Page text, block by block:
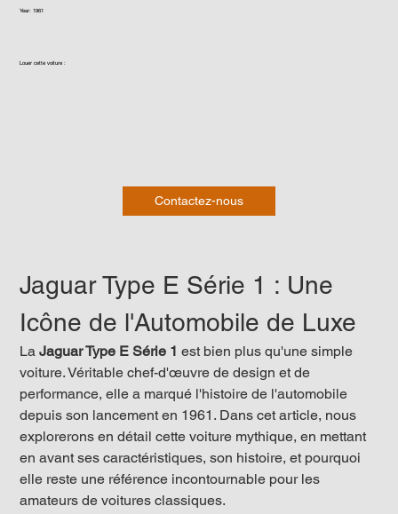
Jaguar Type E Série 1 : Une
Icône de l'Automobile de Luxe
La Jaguar Type E Série 1 est bien plus qu'une simple
voiture. Véritable chef-d'œuvre de design et de
performance, elle a marqué l'histoire de l'automobile
depuis son lancement en 1961. Dans cet article, nous
explorerons en détail cette voiture mythique, en mettant
en avant ses caractéristiques, son histoire, et pourquoi
elle reste une référence incontournable pour les
amateurs de voitures classiques.
Contactez-nous
Year: 1961
Louer cette voiture :